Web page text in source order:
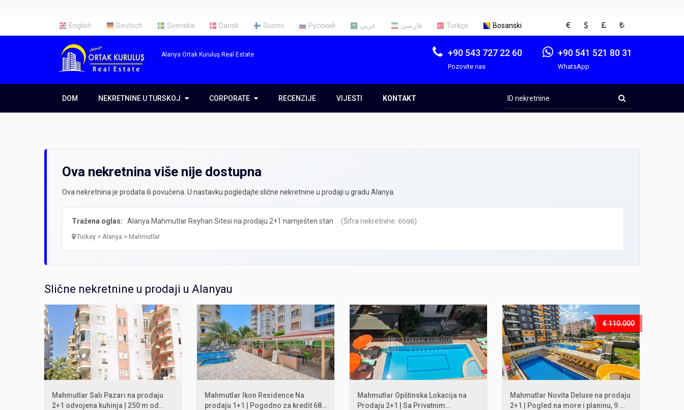
English Deutsch Svenska Dansk Suomi Русский عربي فارسی Türkçe Bosanski EUR USD GBP TRY
Alanya Ortak Kuruluş Real Estate +90 543 727 22 60
Pozovite nas
+90 541 521 80 31
WhatsApp
DOM NEKRETNINE U TURSKOJ
NEKRETNINE U TURSKOJ
Nekretnine u Istanbulu
CORPORATE
CORPORATE
Usluge
RECENZIJE VIJESTI KONTAKT
nekretnine
Ova nekretnina više nije dostupna
Ova nekretnina je prodata ili povučena. U nastavku pogledajte slične nekretnine u prodaji u gradu Alanya.
Tražena oglas: Alanya Mahmutlar Reyhan Sitesi na prodaju 2+1 namješten stan (Šifra nekretnine: 6596)
Turkey > Alanya > Mahmutlar
Slične nekretnine u prodaji u Alanyau
Mahmutlar Salı Pazarı na prodaju
2+1 odvojena kuhinja | 250 m od
Mahmutlar Ikon Residence Na
prodaju 1+1 | Pogodno za kredit 68
Mahmutlar Opštinska Lokacija na
Prodaju 2+1 | Sa Privatnim
€ 110.000
Mahmutlar Novita Deluxe na prodaju
2+1 | Pogled na more i planinu, 9.